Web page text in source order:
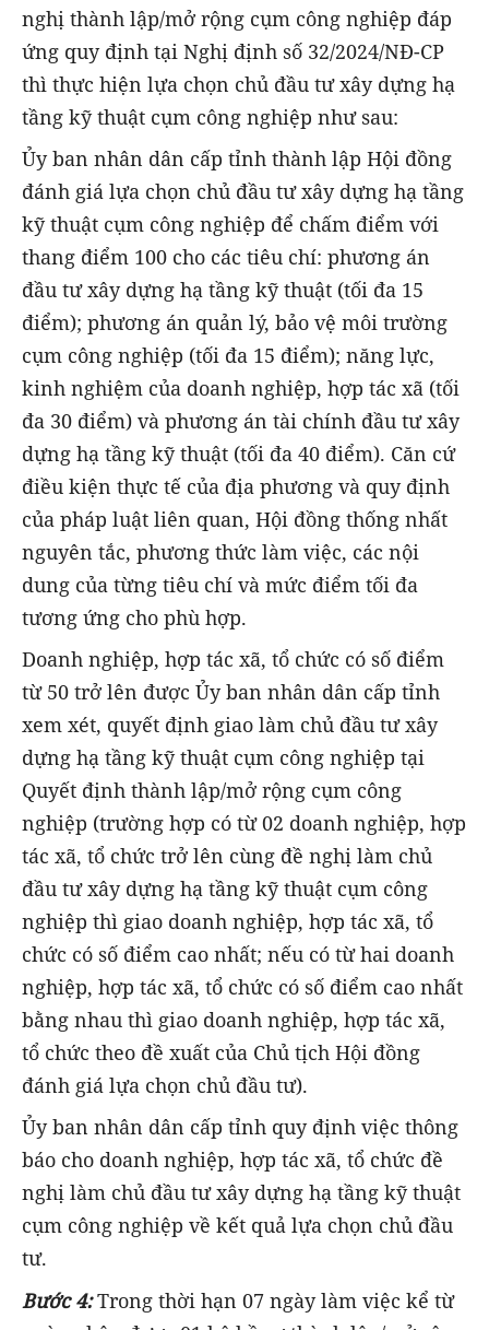
nghị thành lập/mở rộng cụm công nghiệp đáp
ứng quy định tại Nghị định số 32/2024/NĐ-CP
thì thực hiện lựa chọn chủ đầu tư xây dựng hạ
tầng kỹ thuật cụm công nghiệp như sau:
Ủy ban nhân dân cấp tỉnh thành lập Hội đồng
đánh giá lựa chọn chủ đầu tư xây dựng hạ tầng
kỹ thuật cụm công nghiệp để chấm điểm với
thang điểm 100 cho các tiêu chí: phương án
đầu tư xây dựng hạ tầng kỹ thuật (tối đa 15
điểm); phương án quản lý, bảo vệ môi trường
cụm công nghiệp (tối đa 15 điểm); năng lực,
kinh nghiệm của doanh nghiệp, hợp tác xã (tối
đa 30 điểm) và phương án tài chính đầu tư xây
dựng hạ tầng kỹ thuật (tối đa 40 điểm). Căn cứ
điều kiện thực tế của địa phương và quy định
của pháp luật liên quan, Hội đồng thống nhất
nguyên tắc, phương thức làm việc, các nội
dung của từng tiêu chí và mức điểm tối đa
tương ứng cho phù hợp.
Doanh nghiệp, hợp tác xã, tổ chức có số điểm
từ 50 trở lên được Ủy ban nhân dân cấp tỉnh
xem xét, quyết định giao làm chủ đầu tư xây
dựng hạ tầng kỹ thuật cụm công nghiệp tại
Quyết định thành lập/mở rộng cụm công
nghiệp (trường hợp có từ 02 doanh nghiệp, hợp
tác xã, tổ chức trở lên cùng đề nghị làm chủ
đầu tư xây dựng hạ tầng kỹ thuật cụm công
nghiệp thì giao doanh nghiệp, hợp tác xã, tổ
chức có số điểm cao nhất; nếu có từ hai doanh
nghiệp, hợp tác xã, tổ chức có số điểm cao nhất
bằng nhau thì giao doanh nghiệp, hợp tác xã,
tổ chức theo đề xuất của Chủ tịch Hội đồng
đánh giá lựa chọn chủ đầu tư).
Ủy ban nhân dân cấp tỉnh quy định việc thông
báo cho doanh nghiệp, hợp tác xã, tổ chức đề
nghị làm chủ đầu tư xây dựng hạ tầng kỹ thuật
cụm công nghiệp về kết quả lựa chọn chủ đầu
tư.
Bước 4:Trong thời hạn 07 ngày làm việc kể từ